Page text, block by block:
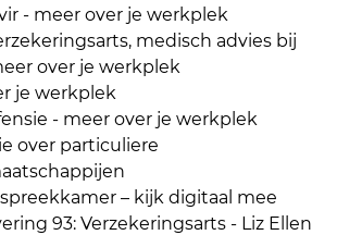
- meer over je werkplek
medisch advies bij
over je werkplek
je werkplek
- meer over je werkplek
over particuliere
– kijk digitaal mee
93: Verzekeringsarts - Liz Ellen